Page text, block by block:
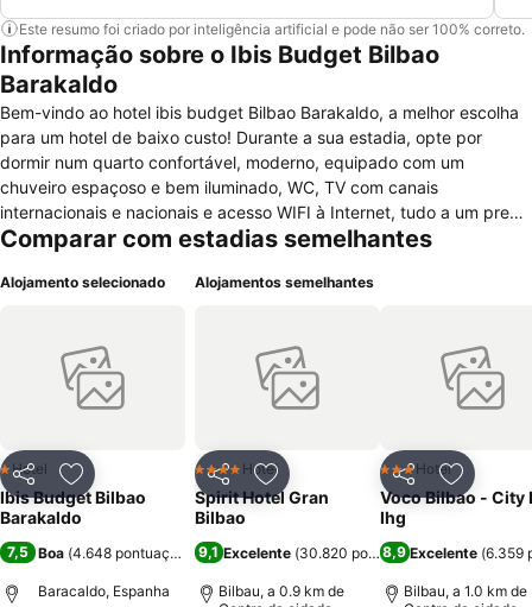
Este resumo foi criado por inteligência artificial e pode não ser 100% correto.
Informação sobre o Ibis Budget Bilbao
Barakaldo
Bem-vindo ao hotel ibis budget Bilbao Barakaldo, a melhor escolha
para um hotel de baixo custo! Durante a sua estadia, opte por
dormir num quarto confortável, moderno, equipado com um
chuveiro espaçoso e bem iluminado, WC, TV com canais
internacionais e nacionais e acesso WIFI à Internet, tudo a um preço
acessível. Comece o seu dia desfrutando de um pequeno-almoço
Comparar com estadias semelhantes
Alojamento selecionado
PartilharAdicionar aos favoritos
1 Estrelas
Hotel
Ibis Budget Bilbao
Barakaldo
7,5 Boa (4.648 pontuações )
Baracaldo, Espanha
Alojamentos semelhantes
PartilharAdicionar aos favoritos
4 EstrelasHotel
Spirit Hotel Gran
Bilbao
9,1 Excelente (30.820 pontuações)
Bilbau, a 0.9 km de
Partilhar
3 Estrelas
Hotel
Voco Bilbao - City
Ihg
8,9 Excelente (6.359
Bilbau, a 1.0 km de